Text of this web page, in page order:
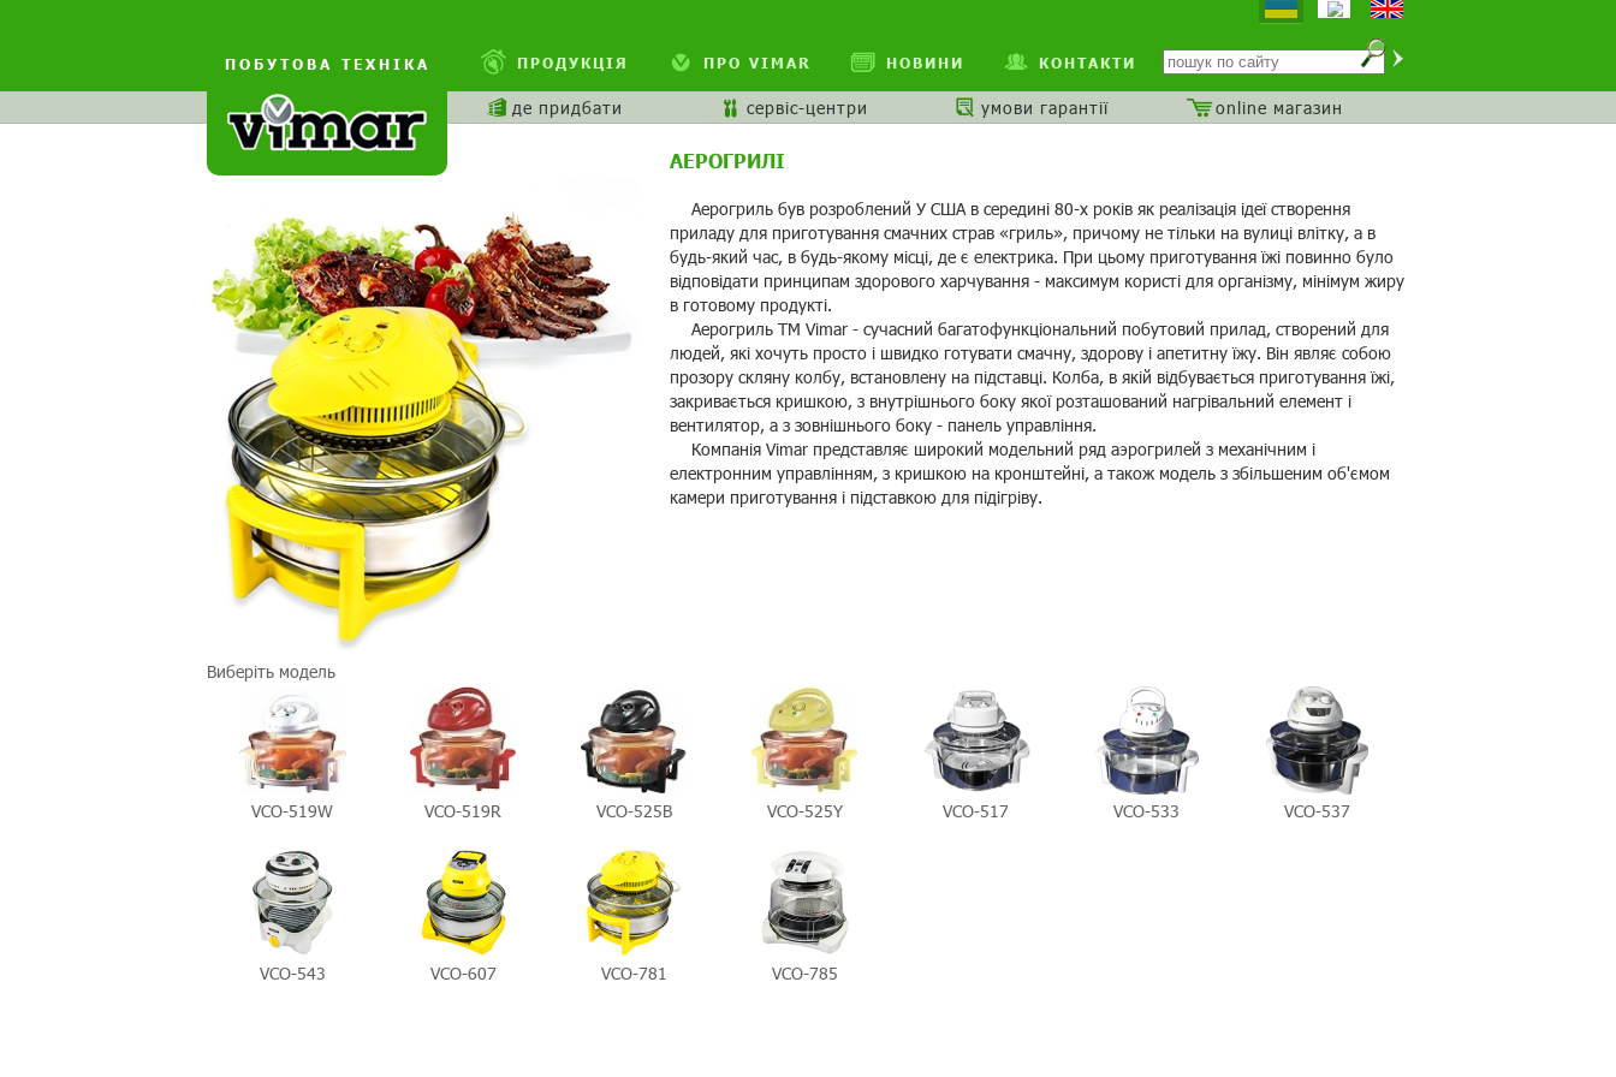
ПОБУТОВА ТЕХНІКА ПРОДУКЦІЯ ПРО VIMAR НОВИНИ КОНТАКТИ
де придбати сервіс-центри умови гарантії online магазин
АЕРОГРИЛІ
Аерогриль був розроблений У США в середині 80-х років як реалізація ідеї створення
приладу для приготування смачних страв «гриль», причому не тільки на вулиці влітку, а в
будь-який час, в будь-якому місці, де є електрика. При цьому приготування їжі повинно було
відповідати принципам здорового харчування - максимум користі для організму, мінімум жиру
в готовому продукті.
Аерогриль ТМ Vimar - сучасний багатофункціональний побутовий прилад, створений для
людей, які хочуть просто і швидко готувати смачну, здорову і апетитну їжу. Він являє собою
прозору скляну колбу, встановлену на підставці. Колба, в якій відбувається приготування їжі,
закривається кришкою, з внутрішнього боку якої розташований нагрівальний елемент і
вентилятор, а з зовнішнього боку - панель управління.
Компанія Vimar представляє широкий модельний ряд аэрогрилей з механічним і
електронним управлінням, з кришкою на кронштейні, а також модель з збільшеним об'ємом
камери приготування і підставкою для підігріву.
Виберіть модель
VCO-519W VCO-519R VCO-525B VCO-525Y VCO-517 VCO-533 VCO-537
VCO-543 VCO-607 VCO-781 VCO-785